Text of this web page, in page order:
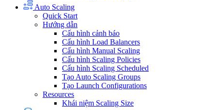
Auto Scaling
Quick Start
Hướng dẫn
Cấu hình cảnh báo
Cấu hình Load Balancers
Cấu hình Manual Scaling
Cấu hình Scaling Policies
Cấu hình Scaling Scheduled
Tạo Auto Scaling Groups
Tạo Launch Configurations
Resources
Khái niệm Scaling Size